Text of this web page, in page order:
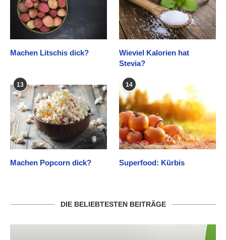
Machen Litschis dick?
Wieviel Kalorien hat
Stevia?
13
Machen Popcorn dick?
14
Superfood: Kürbis
DIE BELIEBTESTEN BEITRÄGE